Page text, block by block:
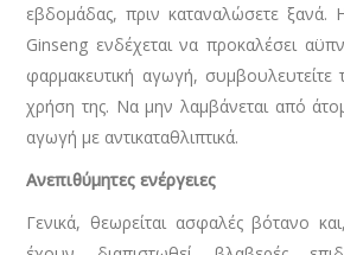
εβδομάδας, πριν καταναλώσετε ξανά.
Ginseng ενδέχεται να προκαλέσει
φαρμακευτική αγωγή, συμβουλευτείτε
χρήση της. Να μην λαμβάνεται από
αγωγή με αντικαταθλιπτικά.
Ανεπιθύμητες ενέργειες
Γενικά, θεωρείται ασφαλές βότανο